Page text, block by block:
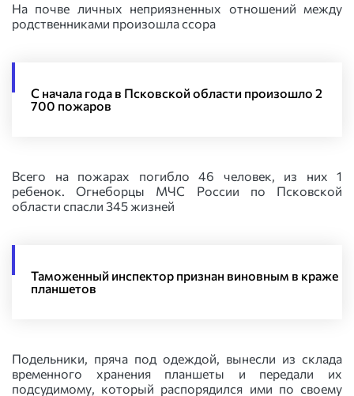
На почве личных неприязненных отношений между
родственниками произошла ссора
С начала года в Псковской области произошло 2
700 пожаров
Всего на пожарах погибло 46 человек, из них 1
ребенок. Огнеборцы МЧС России по Псковской
области спасли 345 жизней
Таможенный инспектор признан виновным в краже
планшетов
Подельники, пряча под одеждой, вынесли из склада
временного хранения планшеты и передали их
подсудимому, который распорядился ими по своему